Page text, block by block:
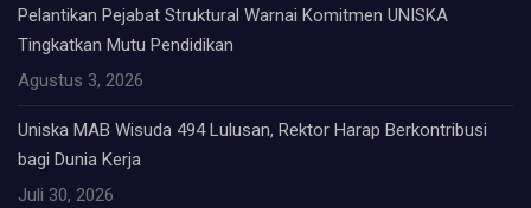
Pelantikan Pejabat Struktural Warnai Komitmen UNISKA
Tingkatkan Mutu Pendidikan
Agustus 3, 2026
Uniska MAB Wisuda 494 Lulusan, Rektor Harap Berkontribusi
bagi Dunia Kerja
Juli 30, 2026